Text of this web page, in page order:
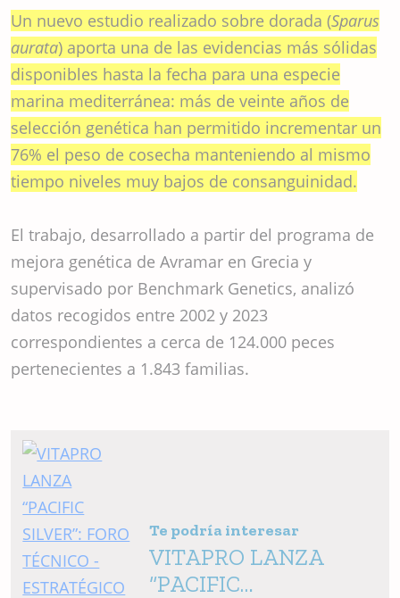
Un nuevo estudio realizado sobre dorada (Sparus
aurata) aporta una de las evidencias más sólidas
disponibles hasta la fecha para una especie
marina mediterránea: más de veinte años de
selección genética han permitido incrementar un
76% el peso de cosecha manteniendo al mismo
tiempo niveles muy bajos de consanguinidad.
El trabajo, desarrollado a partir del programa de
mejora genética de Avramar en Grecia y
supervisado por Benchmark Genetics, analizó
datos recogidos entre 2002 y 2023
correspondientes a cerca de 124.000 peces
pertenecientes a 1.843 familias.
Te podría interesar
VITAPRO LANZA
“PACIFIC